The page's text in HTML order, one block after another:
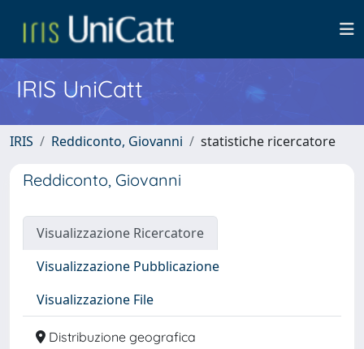
IRIS UniCatt
IRIS Reddiconto, Giovanni statistiche ricercatore
Reddiconto, Giovanni
Visualizzazione Ricercatore
Visualizzazione Pubblicazione
Visualizzazione File
Distribuzione geografica